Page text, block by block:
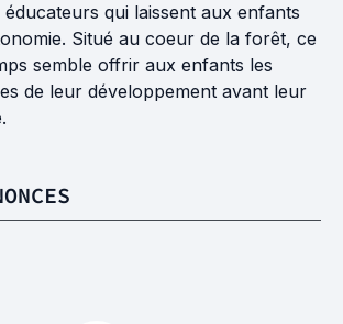
éducateurs qui laissent aux enfants
Situé au coeur de la forêt, ce
semble offrir aux enfants les
de leur développement avant leur